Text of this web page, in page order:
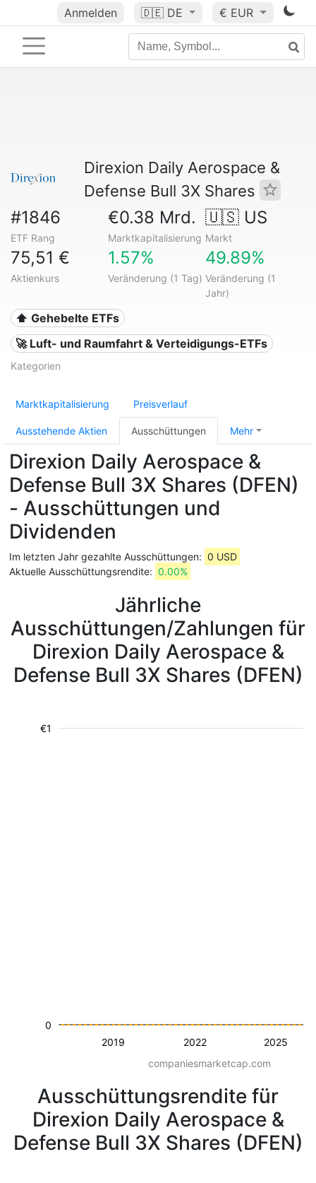
Anmelden 🇩🇪 DE € EUR
Direxion Daily Aerospace &
Defense Bull 3X Shares
#1846
ETF Rang
€0.38 Mrd.
Marktkapitalisierung
🇺🇸 US
Markt
75,51 €
Aktienkurs
1.57%
Veränderung (1 Tag)
49.89%
Veränderung (1
Jahr)
⬆️ Gehebelte ETFs
🚀 Luft- und Raumfahrt & Verteidigungs-ETFs
Kategorien
Marktkapitalisierung Preisverlauf
Ausstehende Aktien Ausschüttungen Mehr
Direxion Daily Aerospace &
Defense Bull 3X Shares (DFEN)
- Ausschüttungen und
Dividenden
Im letzten Jahr gezahlte Ausschüttungen: 0 USD
Aktuelle Ausschüttungsrendite: 0.00%
Jährliche
Ausschüttungen/Zahlungen für
Direxion Daily Aerospace &
Defense Bull 3X Shares (DFEN)
2019 2022 2025
€1
0
companiesmarketcap.com
Ausschüttungsrendite für
Direxion Daily Aerospace &
Defense Bull 3X Shares (DFEN)